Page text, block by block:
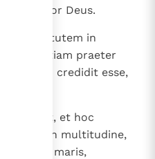
conditor Deus.
— virtutem in
etiam praeter
fidelem credidit esse,
orti sunt, et hoc
caeli in multitudine,
ad oram maris,